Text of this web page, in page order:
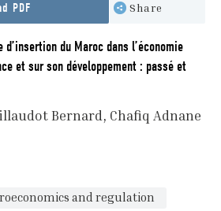
PDF Share
du Maroc dans l’économie
et sur son développement : passé et
Bernard Chafiq Adnane
and regulation